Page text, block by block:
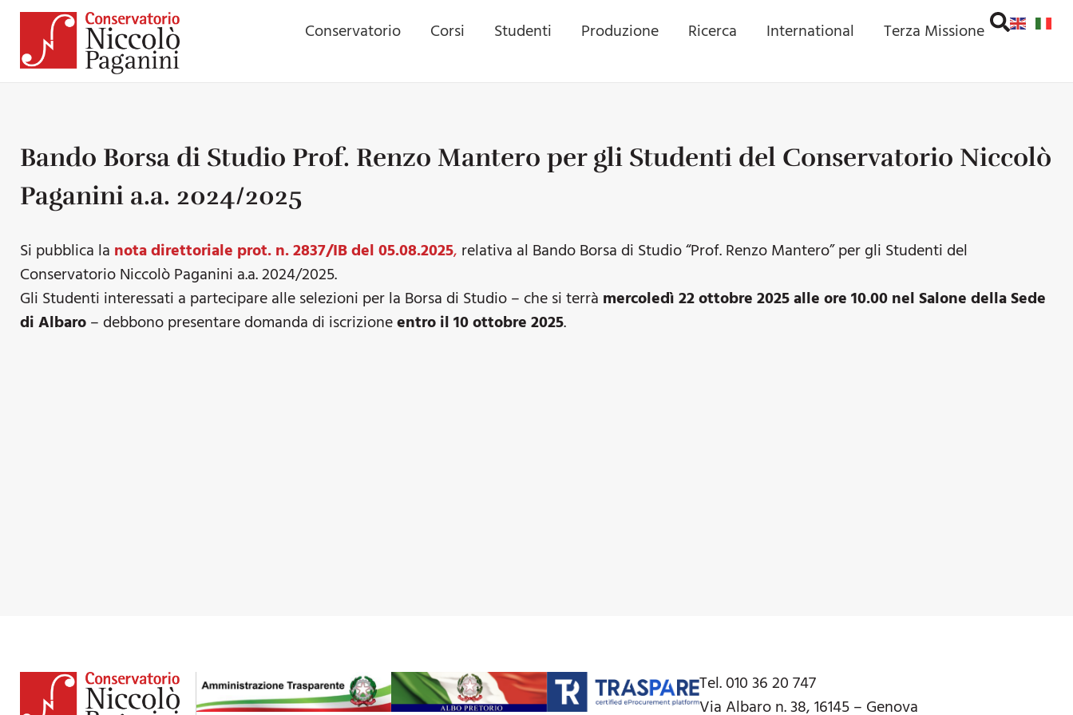
Conservatorio Corsi Studenti Produzione Ricerca International Terza Missione
Bando Borsa di Studio Prof. Renzo Mantero per gli Studenti del Conservatorio Niccolò
Paganini a.a. 2024/2025
Si pubblica la nota direttoriale prot. n. 2837/IB del 05.08.2025, relativa al Bando Borsa di Studio “Prof. Renzo Mantero” per gli Studenti del
Conservatorio Niccolò Paganini a.a. 2024/2025.
Gli Studenti interessati a partecipare alle selezioni per la Borsa di Studio – che si terrà mercoledì 22 ottobre 2025 alle ore 10.00 nel Salone della Sede
di Albaro– debbono presentare domanda di iscrizioneentro il 10 ottobre 2025.
Tel. 010 36 20 747
Via Albaro n. 38, 16145 – Genova